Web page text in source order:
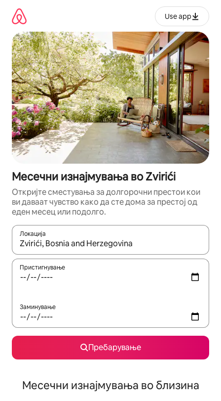
содржина
Use app
Месечни изнајмувања во Zvirići
Откријте сместувања за долгорочни престои кои
ви даваат чувство како да сте дома за престој од
еден месец или подолго.
Локација
Кога резултатите се достапни, движете се со копчињата
Пристигнување
Заминување
Пребарување
Месечни изнајмувања во близина